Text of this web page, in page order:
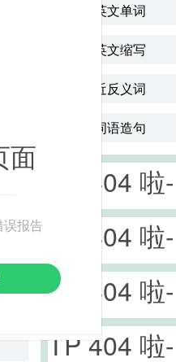
英文单词
英文缩写
近反义词
词语造句
考试词汇
HTTP 404 啦-
无法打开页面
你可以返回网站首页重试，
或直接向我们反馈错误报告
分类词汇
HTTP 404 啦-
无法打开页面
你可以返回网站首页重试，
频率词汇
HTTP 404 啦-
无法打开页面
单词首字母
HTTP 404 啦-
面
告
面
报告